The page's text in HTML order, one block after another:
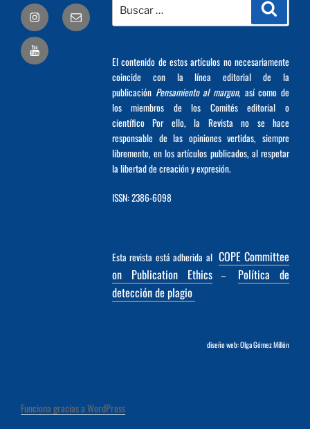
por:
El contenido de estos artículos no necesariamente
coincide con la línea editorial de la
publicación Pensamiento al margen, así como de
los miembros de los Comités editorial o
científico Por ello, la Revista no se hace
responsable de las opiniones vertidas, siempre
libremente, en los artículos publicados, al respetar
la libertad de creación y expresión.
ISSN: 2386-6098
Esta revista está adherida al COPE Committee
on Publication Ethics–
Política de
detección de plagio
diseño web: Olga Gómez Millón
Correo
electrónico
Funciona gracias a WordPress